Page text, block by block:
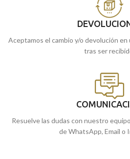
Aceptamos el cambio y/o devolución en
tras ser
Resuelve las dudas con nuestro
de WhatsApp, Email o